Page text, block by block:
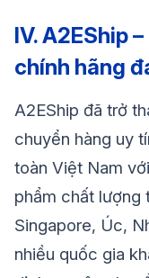
IV. A2EShip
chính hãng
A2EShip đã trở
chuyển hàng uy
toàn Việt Nam
phẩm chất lượng
Singapore, Úc,
nhiều quốc gia